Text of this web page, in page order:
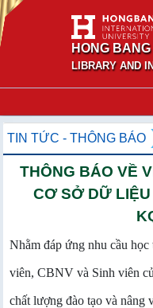
HONG
LIBRARY AND
TIN TỨC - THÔNG BÁO
THÔNG BÁO VỀ
CƠ SỞ DỮ
Nhằm đáp ứng nhu cầu
viên, CBNV và Sinh viên
chất lượng đào tạo và nâng